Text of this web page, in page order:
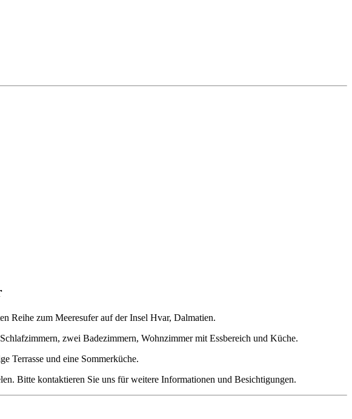
Reihe zum Meeresufer auf der Insel Hvar, Dalmatien.
zwei Badezimmern, Wohnzimmer mit Essbereich und Küche.
Terrasse und eine Sommerküche.
Bitte kontaktieren Sie uns für weitere Informationen und Besichtigungen.